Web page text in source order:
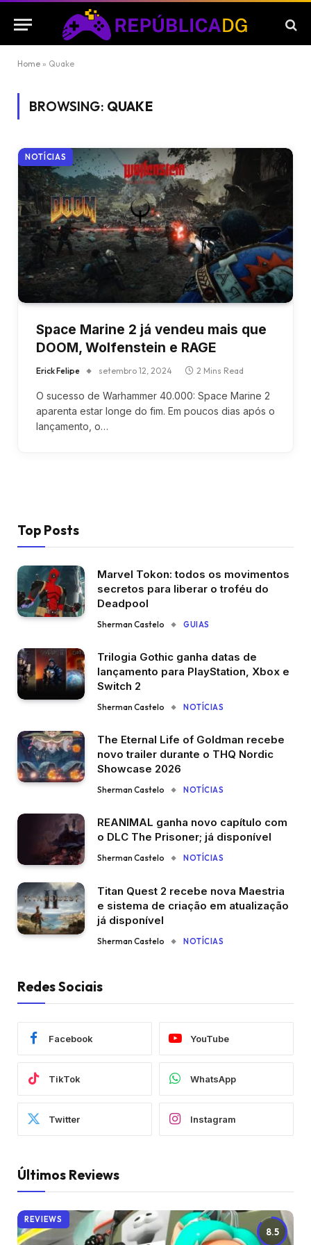
Home » Quake
BROWSING: QUAKE
NOTÍCIAS
Space Marine 2 já vendeu mais que
DOOM, Wolfenstein e RAGE
Erick Felipe setembro 12, 2024 2 Mins Read
O sucesso de Warhammer 40.000: Space Marine 2
aparenta estar longe do fim. Em poucos dias após o
lançamento, o…
Top Posts
Marvel Tokon: todos os movimentos
secretos para liberar o troféu do
Deadpool
Sherman Castelo GUIAS
Trilogia Gothic ganha datas de
lançamento para PlayStation, Xbox e
Switch 2
Sherman Castelo NOTÍCIAS
The Eternal Life of Goldman recebe
novo trailer durante o THQ Nordic
Showcase 2026
Sherman Castelo NOTÍCIAS
REANIMAL ganha novo capítulo com
o DLC The Prisoner; já disponível
Sherman Castelo NOTÍCIAS
Titan Quest 2 recebe nova Maestria
e sistema de criação em atualização
já disponível
Sherman Castelo NOTÍCIAS
Redes Sociais
Facebook YouTube
TikTok WhatsApp
Twitter Instagram
Últimos Reviews
8.5
REVIEWS